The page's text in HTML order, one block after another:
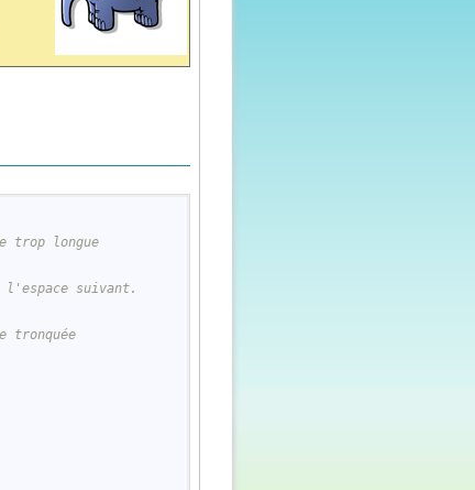
trop longue
suivant.
tronquée